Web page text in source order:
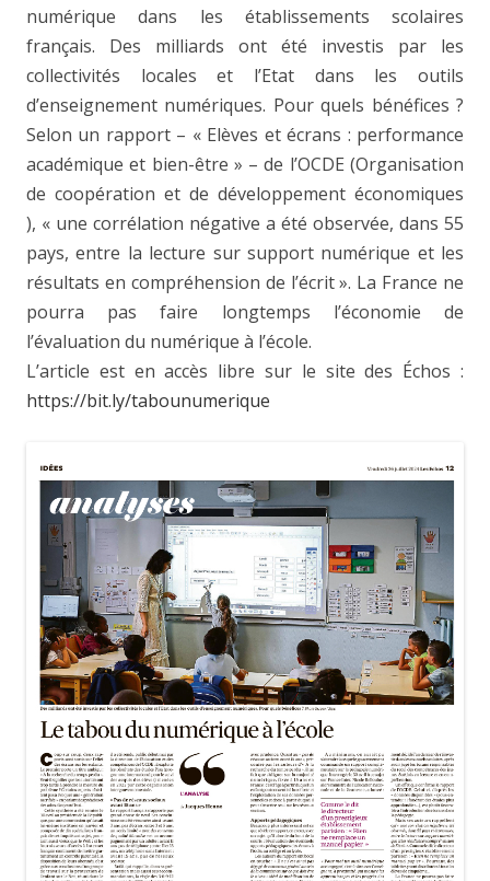
numérique dans les établissements scolaires
français. Des milliards ont été investis par les
collectivités locales et l’Etat dans les outils
d’enseignement numériques. Pour quels bénéfices ?
Selon un rapport – « Elèves et écrans : performance
académique et bien-être » – de l’OCDE (Organisation
de coopération et de développement économiques
), « une corrélation négative a été observée, dans 55
pays, entre la lecture sur support numérique et les
résultats en compréhension de l’écrit ». La France ne
pourra pas faire longtemps l’économie de
l’évaluation du numérique à l’école.
L’article est en accès libre sur le site des Échos :
https://bit.ly/tabounumerique